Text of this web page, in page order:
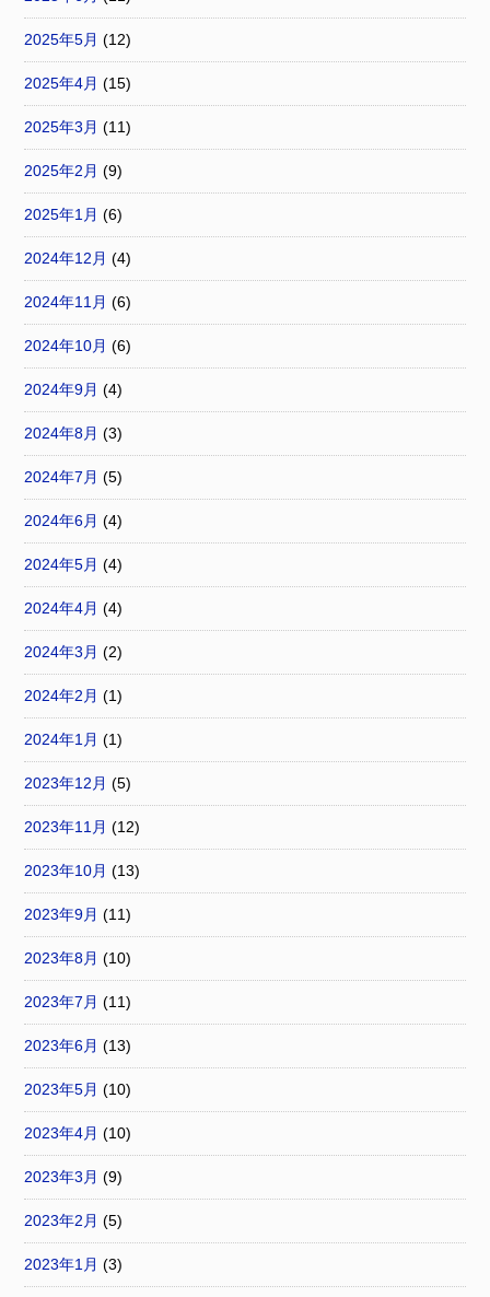
2025年5月 (12)
2025年4月 (15)
2025年3月 (11)
2025年2月 (9)
2025年1月 (6)
2024年12月 (4)
2024年11月 (6)
2024年10月 (6)
2024年9月 (4)
2024年8月 (3)
2024年7月 (5)
2024年6月 (4)
2024年5月 (4)
2024年4月 (4)
2024年3月 (2)
2024年2月 (1)
2024年1月 (1)
2023年12月 (5)
2023年11月 (12)
2023年10月 (13)
2023年9月 (11)
2023年8月 (10)
2023年7月 (11)
2023年6月 (13)
2023年5月 (10)
2023年4月 (10)
2023年3月 (9)
2023年2月 (5)
2023年1月 (3)